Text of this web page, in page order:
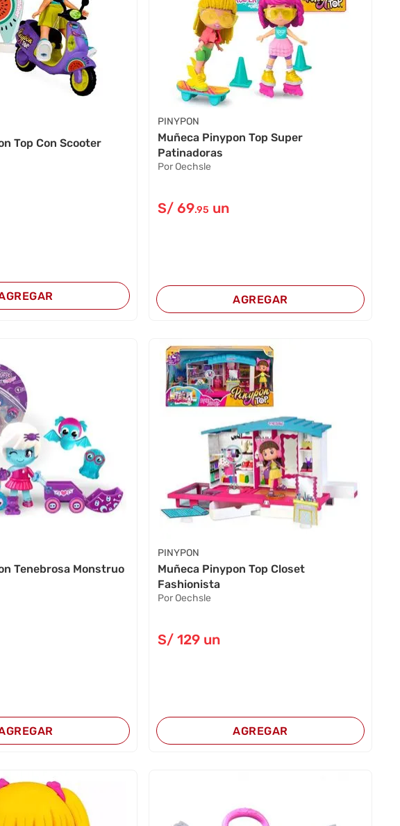
Top Con Scooter
PINYPON
Muñeca Pinypon Top Super
Patinadoras
Por Oechsle
S/ 69.95 un
AGREGAR
Tenebrosa Monstruo
PINYPON
Muñeca Pinypon Top Closet
Fashionista
Por Oechsle
S/ 129 un
AGREGAR